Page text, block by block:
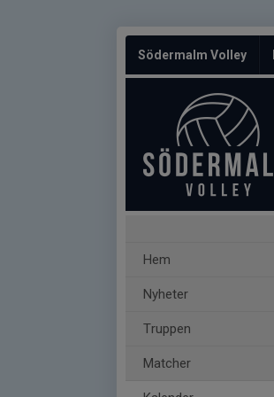
Södermalm Volley
Hem
Nyheter
Truppen
Matcher